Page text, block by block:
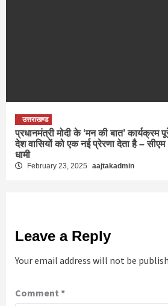
उत्तराखण्ड
प्रधानमंत्री मोदी के ‘मन की बात’ कार्यक्रम
देश वासियों को एक नई प्रेरणा देता है – सीएम
धामी
February 23, 2025 aajtakadmin
Leave a Reply
Your email address will not be
Comment *